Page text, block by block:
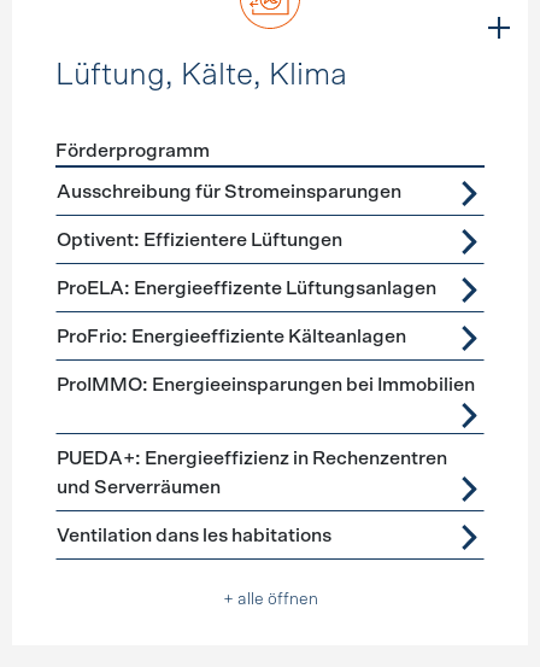
Lüftung, Kälte, Klima
Förderprogramme Lüftung, Kälte, Klima
Förderprogramm
Ausschreibung für Stromeinsparungen
Optivent: Effizientere Lüftungen
ProELA: Energieeffizente Lüftungsanlagen
ProFrio: Energieeffiziente Kälteanlagen
ProIMMO: Energieeinsparungen bei Immobilien
PUEDA+: Energieeffizienz in Rechenzentren
und Serverräumen
Ventilation dans les habitations
+ alle öffnen